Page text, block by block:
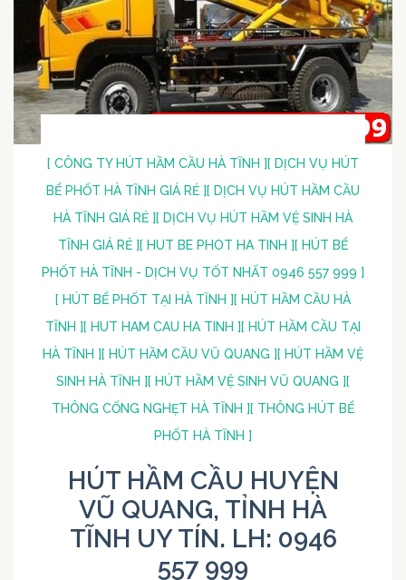
[ CÔNG TY HÚT HẦM CẦU HÀ TĨNH ] [ DỊCH VỤ HÚT
BỂ PHỐT HÀ TĨNH GIÁ RẺ ] [ DỊCH VỤ HÚT HẦM CẦU
HÀ TĨNH GIÁ RẺ ] [ DỊCH VỤ HÚT HẦM VỆ SINH HÀ
TĨNH GIÁ RẺ ] [ HUT BE PHOT HA TINH ] [ HÚT BỂ
PHỐT HÀ TĨNH - DỊCH VỤ TỐT NHẤT 0946 557 999 ]
[ HÚT BỂ PHỐT TẠI HÀ TĨNH ] [ HÚT HẦM CẦU HÀ
TĨNH ] [ HUT HAM CAU HA TINH ] [ HÚT HẦM CẦU TẠI
HÀ TĨNH ] [ HÚT HẦM CẦU VŨ QUANG ] [ HÚT HẦM VỆ
SINH HÀ TĨNH ] [ HÚT HẦM VỆ SINH VŨ QUANG ] [
THÔNG CỐNG NGHẸT HÀ TĨNH ] [ THÔNG HÚT BỂ
PHỐT HÀ TĨNH ]
HÚT HẦM CẦU HUYỆN
VŨ QUANG, TỈNH HÀ
TĨNH UY TÍN. LH: 0946
557 999